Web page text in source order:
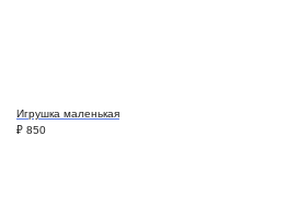
Игрушка маленькая
₽ 850